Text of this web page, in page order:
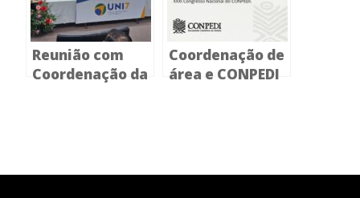
Reunião com
Coordenação da
Fortaleza
Coordenação de
área e CONPEDI
Fórum Nacional